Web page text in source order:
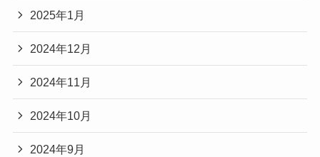
2025年1月
2024年12月
2024年11月
2024年10月
2024年9月